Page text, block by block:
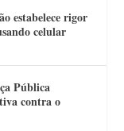
estabelece rigor
celular
Pública
contra o